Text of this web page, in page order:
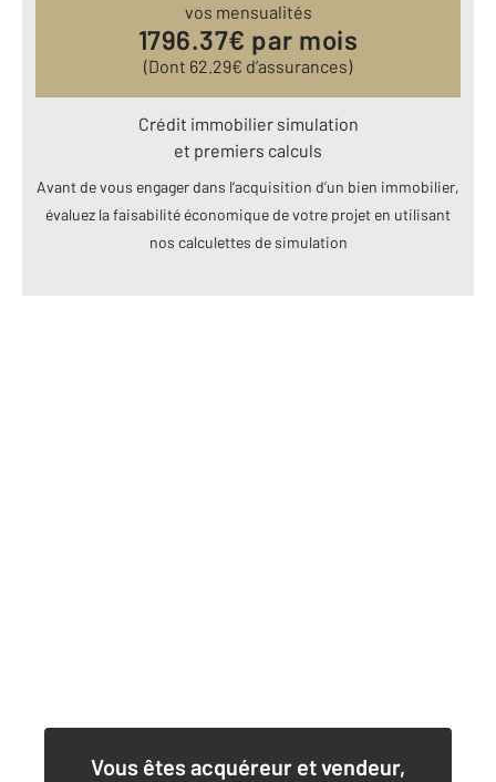
vos mensualités
1796.37€ par mois
(Dont 62.29€ d’assurances)
Crédit immobilier simulation
et premiers calculs
Avant de vous engager dans l’acquisition d’un bien immobilier,
évaluez la faisabilité économique de votre projet en utilisant
nos calculettes de simulation
Vous êtes acquéreur et vendeur,